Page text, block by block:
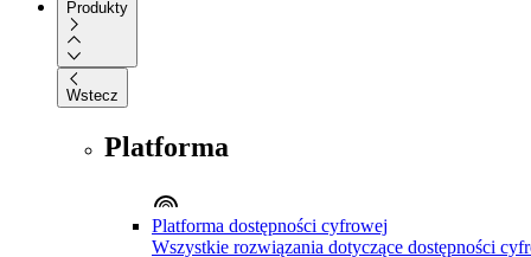
Produkty
Wstecz
Platforma
Platforma dostępności cyfrowej
Wszystkie rozwiązania dotyczące dostępności